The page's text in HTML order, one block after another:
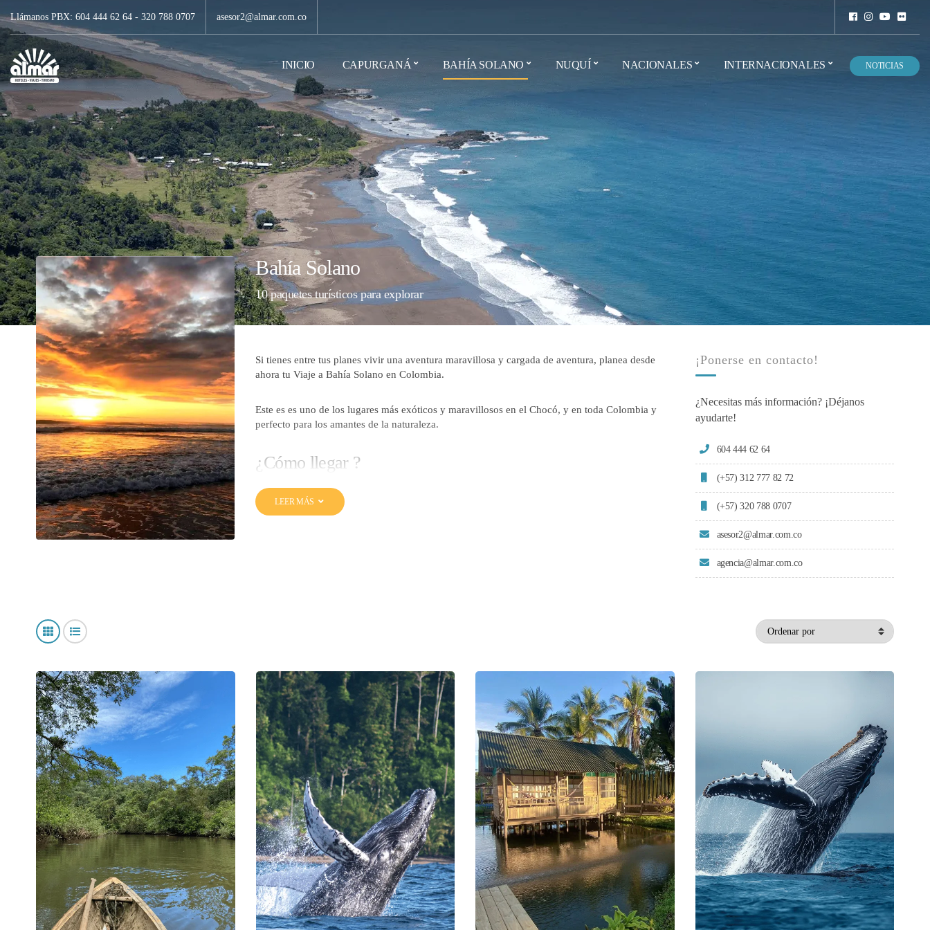
Llámanos PBX: 604 444 62 64 - 320 788 0707 asesor2@almar.com.co
INICIO CAPURGANÁ BAHÍA SOLANO NUQUÍ NACIONALES INTERNACIONALES NOTICIAS
Bahía Solano
10 paquetes turísticos para explorar
Si tienes entre tus planes vivir una aventura maravillosa y cargada de aventura, planea desde
ahora tu Viaje a Bahía Solano en Colombia.
Este es es uno de los lugares más exóticos y maravillosos en el Chocó, y en toda Colombia y
perfecto para los amantes de la naturaleza.
¿Cómo llegar ?
Las características geográficas de Bahía Solano en Colombia hacen que solo sea posible llegar a
Bahía Solano por avión.
Aquí tienes muchas actividades para hacer en tu viaje a Bahìa Solano en Colombia, como
disfrutar de sus hermosas y únicas playas como la de El Almejal; la cual es una de las más
turísticas porque su arena es particularmente muy oscura.
Por el otro lado, también destaca Playa Blanca, por ser la única de arena blanca de todo el
pacífico colombiano.
Otro de los lugares más lindos para ver enBahía Solano es la Cascada El Tigre, la cual es una
caída de agua dulce que nace en lo más alto de la selva del pacífico y llega directamente al mar.
Es posible hacer senderismo por un camino para subir a lo largo de ella y descubrir hermosas
lagunas de agua que se forman a su paso.
En tu viaje a Bahía Solano en Colombia, también puedes optar por hacer un tour al Parque
Nacional Natural Ensenada de Utría, el cual es uno de los lugares más biodiversos del mundo,
ya que en él se puede encontrar una gran cantidad de ecosistemas y una fauna impresionante.
LEER MÁS
¡Ponerse en contacto!
¿Necesitas más información? ¡Déjanos
ayudarte!
604 444 62 64
(+57) 312 777 82 72
(+57) 320 788 0707
asesor2@almar.com.co
agencia@almar.com.co
Mostrar elementos como una cuadrícula
Mostrar elementos como una lista
Ordenar por